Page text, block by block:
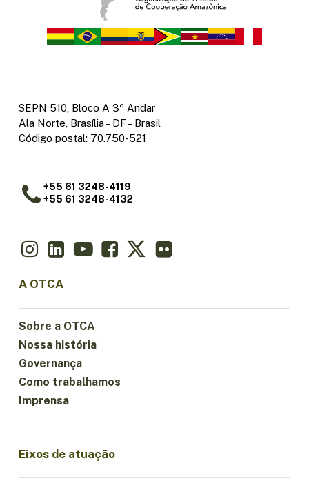
SEPN 510, Bloco A 3º Andar
Ala Norte, Brasília – DF – Brasil
Código postal: 70.750-521
+55 61 3248-4119
+55 61 3248-4132
A OTCA
Sobre a OTCA
Nossa história
Governança
Como trabalhamos
Imprensa
Eixos de atuação